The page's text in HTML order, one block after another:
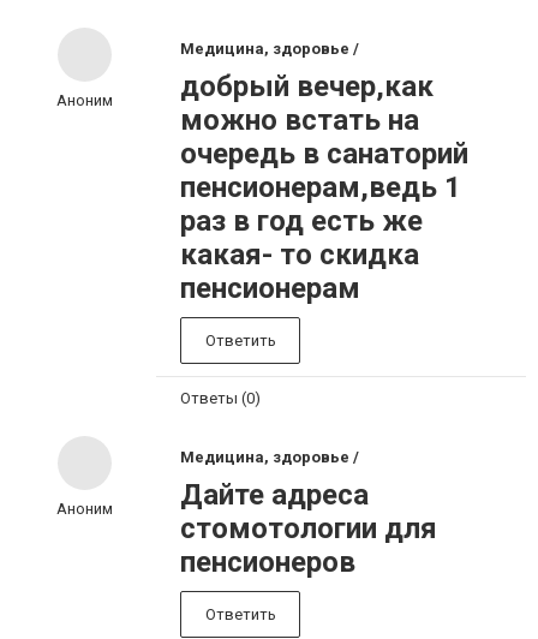
Аноним
Медицина, здоровье /
добрый вечер,как
можно встать на
очередь в санаторий
пенсионерам,ведь 1
раз в год есть же
какая- то скидка
пенсионерам
Ответить
Ответы (0)
Аноним
Медицина, здоровье /
Дайте адреса
стомотологии для
пенсионеров
Ответить